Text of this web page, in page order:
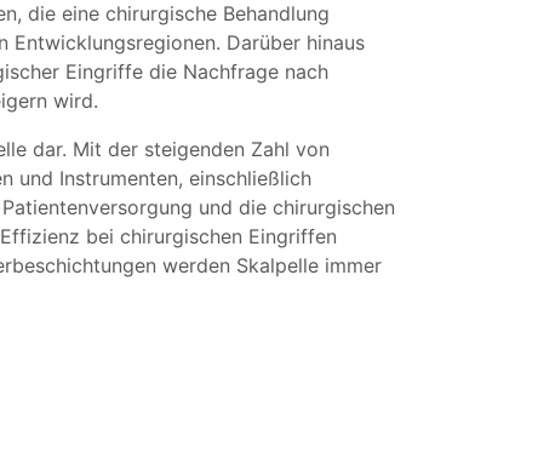
die eine chirurgische Behandlung
Darüber hinaus
Eingriffe die Nachfrage nach
wird.
dar. Mit der steigenden Zahl von
und Instrumenten, einschließlich
und die chirurgischen
bei chirurgischen Eingriffen
werden Skalpelle immer